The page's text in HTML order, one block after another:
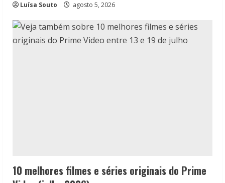
Luísa Souto agosto 5, 2026
10 melhores filmes e séries originais do Prime